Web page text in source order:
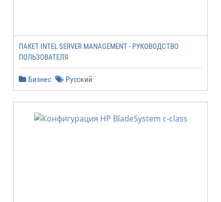
ПАКЕТ INTEL SERVER MANAGEMENT - РУКОВОДСТВО
ПОЛЬЗОВАТЕЛЯ
Бизнес Русский